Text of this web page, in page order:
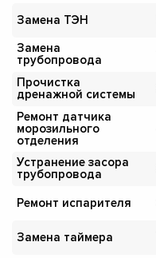
Замена ТЭН
Замена
трубопровода
Прочистка
дренажной системы
Ремонт датчика
морозильного
отделения
Устранение засора
трубопровода
Ремонт испарителя
Замена таймера